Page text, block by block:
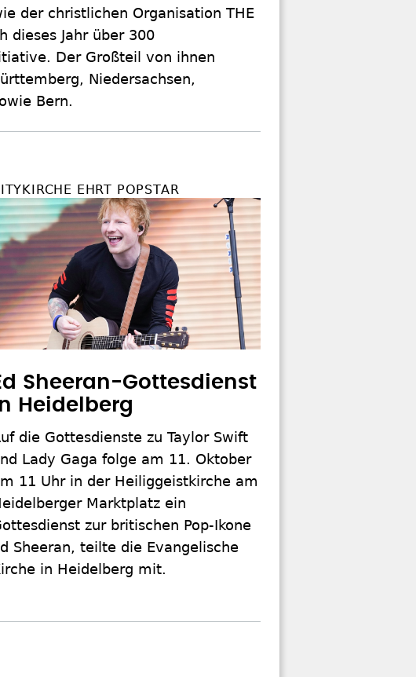
der christlichen Organisation THE
dieses Jahr über 300
Der Großteil von ihnen
Niedersachsen,
Bern.
EHRT POPSTAR
Sheeran-Gottesdienst
Heidelberg
die Gottesdienste zu Taylor Swift
Lady Gaga folge am 11. Oktober
11 Uhr in der Heiliggeistkirche am
Marktplatz ein
zur britischen Pop-Ikone
Sheeran, teilte die Evangelische
in Heidelberg mit.